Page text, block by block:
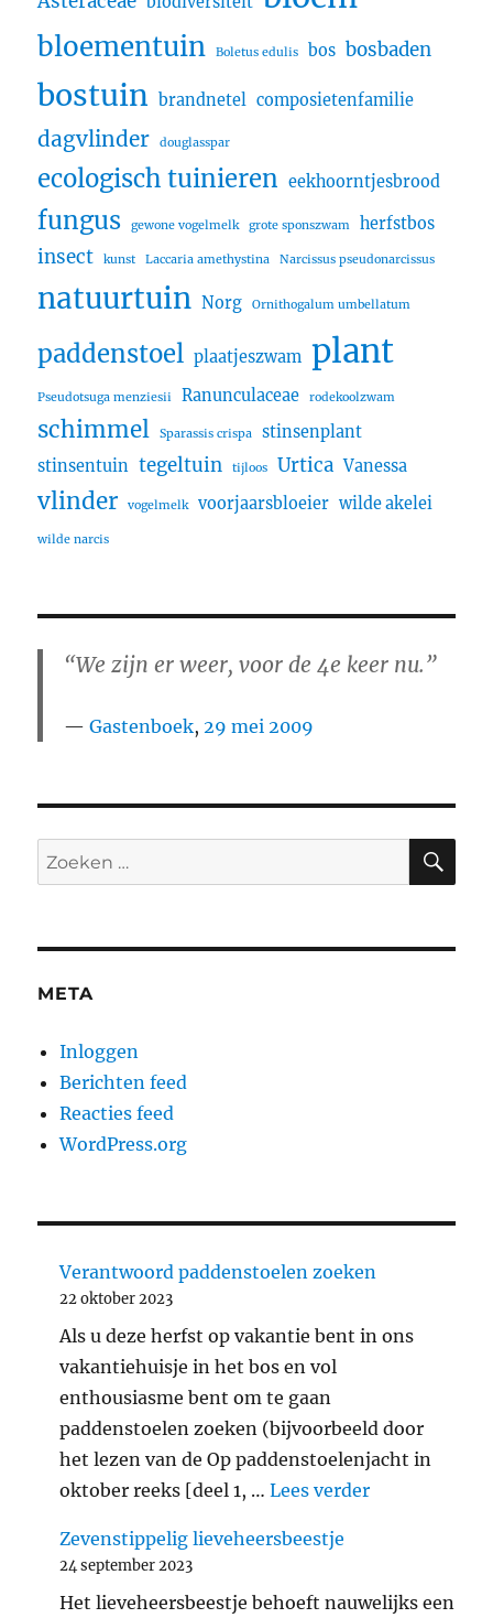
bloementuin Boletus edulis bos bosbaden
bostuin brandnetel composietenfamilie
dagvlinder douglasspar
ecologisch tuinieren eekhoorntjesbrood
fungus gewone vogelmelk grote sponszwam herfstbos
insect kunst Laccaria amethystina Narcissus pseudonarcissus
natuurtuin Norg Ornithogalum umbellatum
paddenstoel plaatjeszwam plant
Pseudotsuga menziesii Ranunculaceae rodekoolzwam
schimmel Sparassis crispa
stinsenplant
stinsentuin tegeltuin tijloos Urtica Vanessa
vlinder vogelmelk voorjaarsbloeier wilde akelei
wilde narcis
“We zijn er weer, voor de 4e keer nu.”
Gastenboek,29 mei 2009
Zoeken
naar:
META
Inloggen
Berichten feed
Reacties feed
WordPress.org
Verantwoord paddenstoelen zoeken
22 oktober 2023
Als u deze herfst op vakantie bent in ons
vakantiehuisje in het bos en vol
enthousiasme bent om te gaan
paddenstoelen zoeken (bijvoorbeeld door
het lezen van de Op paddenstoelenjacht in
oktober reeks [deel 1, …Lees verder
Zevenstippelig lieveheersbeestje
24 september 2023
Het lieveheersbeestje behoeft nauwelijks een